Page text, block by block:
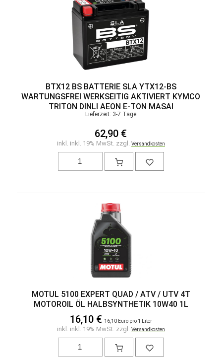
BTX12 BS BATTERIE SLA YTX12-BS
WARTUNGSFREI WERKSEITIG AKTIVIERT KYMCO
TRITON DINLI AEON E-TON MASAI
Lieferzeit: 3-7 Tage
62,90 €
inkl. inkl. 19% MwSt. zzgl. Versandkosten
MOTUL 5100 EXPERT QUAD / ATV / UTV 4T
MOTOROIL ÖL HALBSYNTHETIK 10W40 1L
16,10 € 16,10 Euro pro 1 Liter
inkl. inkl. 19% MwSt. zzgl. Versandkosten